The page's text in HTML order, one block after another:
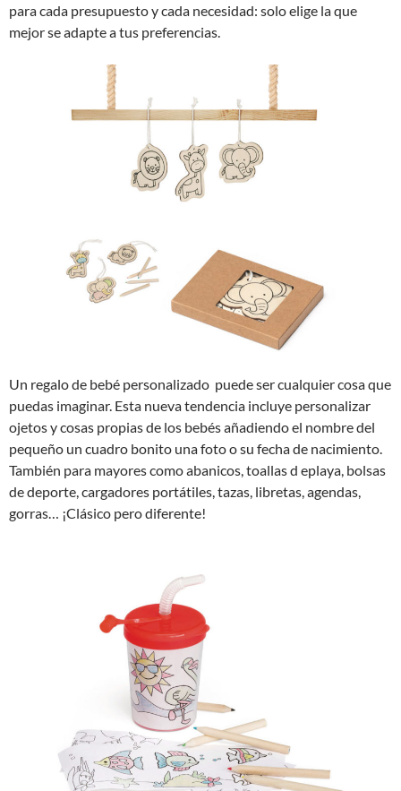
para cada presupuesto y cada necesidad: solo elige la que
mejor se adapte a tus preferencias.
Un regalo de bebé personalizado puede ser cualquier cosa que
puedas imaginar. Esta nueva tendencia incluye personalizar
ojetos y cosas propias de los bebés añadiendo el nombre del
pequeño un cuadro bonito una foto o su fecha de nacimiento.
También para mayores como abanicos, toallas d eplaya, bolsas
de deporte, cargadores portátiles, tazas, libretas, agendas,
gorras… ¡Clásico pero diferente!